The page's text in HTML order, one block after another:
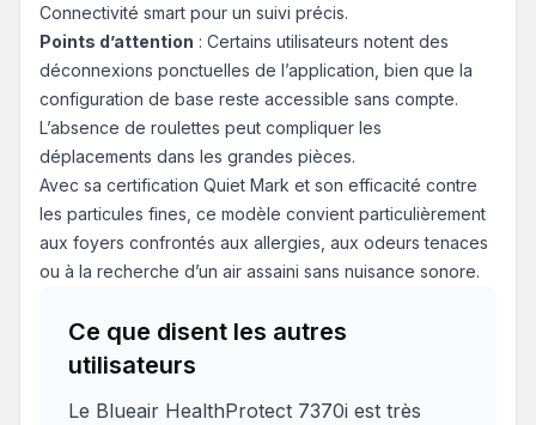
Connectivité smart pour un suivi précis.
Points d’attention : Certains utilisateurs notent des
déconnexions ponctuelles de l’application, bien que la
configuration de base reste accessible sans compte.
L’absence de roulettes peut compliquer les
déplacements dans les grandes pièces.
Avec sa certification Quiet Mark et son efficacité contre
les particules fines, ce modèle convient particulièrement
aux foyers confrontés aux allergies, aux odeurs tenaces
ou à la recherche d’un air assaini sans nuisance sonore.
Ce que disent les autres
utilisateurs
Le Blueair HealthProtect 7370i est très